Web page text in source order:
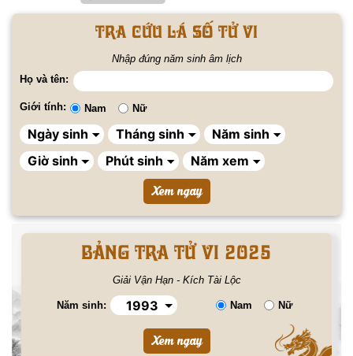
Tra cứu lá số tử vi
Nhập đúng năm sinh âm lịch
Họ và tên:
Giới tính: Nam Nữ
BẢNG TRA TỬ VI 2025
Giải Vận Hạn - Kích Tài Lộc
Năm sinh: Nam Nữ